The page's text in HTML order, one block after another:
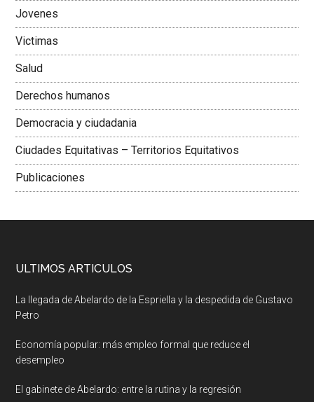
Jovenes
Victimas
Salud
Derechos humanos
Democracia y ciudadania
Ciudades Equitativas – Territorios Equitativos
Publicaciones
ULTIMOS ARTICULOS
La llegada de Abelardo de la Espriella y la despedida de Gustavo
Petro
Economía popular: más empleo formal que reduce el
desempleo
El gabinete de Abelardo: entre la rutina y la regresión